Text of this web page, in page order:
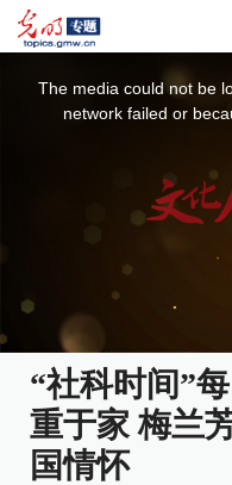
The media could not be
network failed or
“社科时间”
重于家 梅兰
国情怀